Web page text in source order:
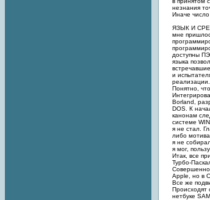
незнания
Иначе число
ЯЗЫК И
мне
доступны
языка
и
реализации.
Понятно,
Borland,
DOS. К
канонам
системе
я не стал.
либо
я не
я мог,
Итак, все
Турбо-
Apple, но в
Все же
Происходят
нетбуке